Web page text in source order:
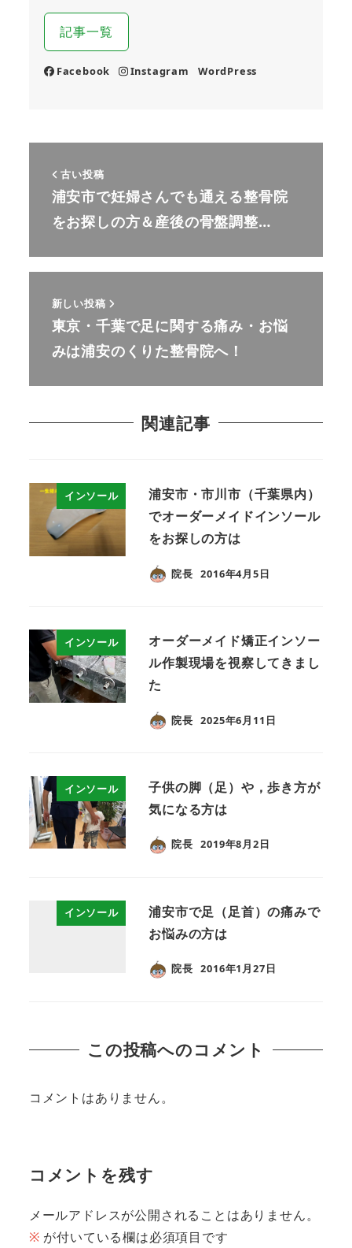
記事一覧
Facebook Instagram WordPress
古い投稿
浦安市で妊婦さんでも通える整骨院
をお探しの方＆産後の骨盤調整…
新しい投稿
東京・千葉で足に関する痛み・お悩
みは浦安のくりた整骨院へ！
関連記事
インソール
浦安市・市川市（千葉県内）
でオーダーメイドインソール
をお探しの方は
院長 2016年4月5日
インソール
オーダーメイド矯正インソー
ル作製現場を視察してきまし
た
院長 2025年6月11日
インソール
子供の脚（足）や，歩き方が
気になる方は
院長 2019年8月2日
インソール
浦安市で足（足首）の痛みで
お悩みの方は
院長 2016年1月27日
この投稿へのコメント
コメントはありません。
コメントを残す
メールアドレスが公開されることはありません。
※ が付いている欄は必須項目です